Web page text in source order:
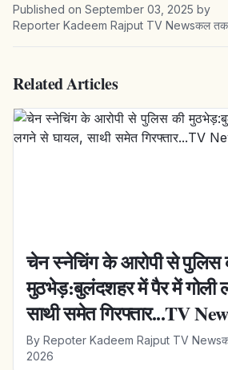
Published on September 03, 2025 by
Reporter Kadeem Rajput TV Newsकल तक
Related Articles
चेन स्नेचिंग के आरोपी से पुलिस
मुठभेड़:बुलंदशहर में पैर में गोली
साथी समेत गिरफ्तार...TV
By Repoter Kadeem Rajput TV
2026